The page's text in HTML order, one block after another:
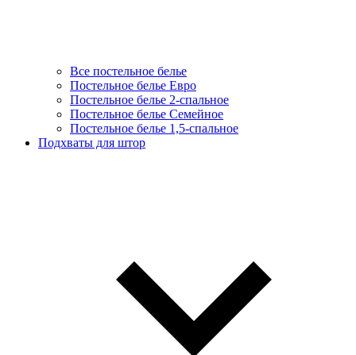
Все постельное белье
Постельное белье Евро
Постельное белье 2-спальное
Постельное белье Семейное
Постельное белье 1,5-спальное
Подхваты для штор